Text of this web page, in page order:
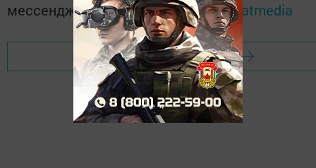
мессенджере MАХ:https://max.ru/tatmedia
Перейти на страницу новости